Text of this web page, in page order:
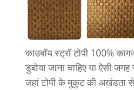
काउबॉय स्ट्रॉ टोपी 100%
डुबोया जाना चाहिए या ऐसी
जहां टोपी के मुकुट की अखंडता से